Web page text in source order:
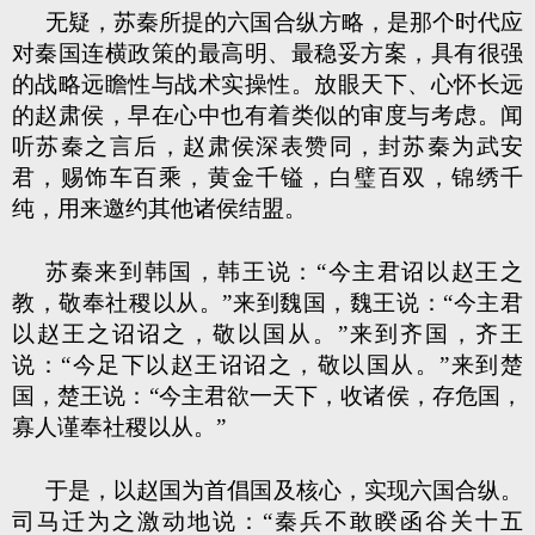
无疑，苏秦所提的六国合纵方略，是那个时代应
对秦国连横政策的最高明、最稳妥方案，具有很强
的战略远瞻性与战术实操性。放眼天下、心怀长远
的赵肃侯，早在心中也有着类似的审度与考虑。闻
听苏秦之言后，赵肃侯深表赞同，封苏秦为武安
君，赐饰车百乘，黄金千镒，白璧百双，锦绣千
纯，用来邀约其他诸侯结盟。
苏秦来到韩国，韩王说：“今主君诏以赵王之
教，敬奉社稷以从。”来到魏国，魏王说：“今主君
以赵王之诏诏之，敬以国从。”来到齐国，齐王
说：“今足下以赵王诏诏之，敬以国从。”来到楚
国，楚王说：“今主君欲一天下，收诸侯，存危国，
寡人谨奉社稷以从。”
于是，以赵国为首倡国及核心，实现六国合纵。
司马迁为之激动地说：“秦兵不敢睽函谷关十五